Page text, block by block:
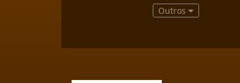
Outros